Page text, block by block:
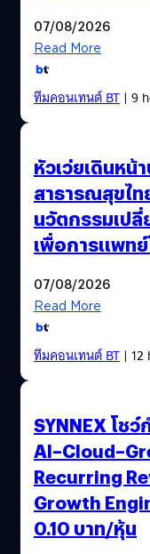
07/08/2026
Read More
ทีมคอนเทนต์ BT| 9
หัวเว่ยเดินหน้
สาธารณสุขไท
นวัตกรรมเปลี่
เพื่อการแพทย์
07/08/2026
Read More
ทีมคอนเทนต์ BT| 12
SYNNEX โชว์
Recurring
Growth
0.10 บาท/หุ้น